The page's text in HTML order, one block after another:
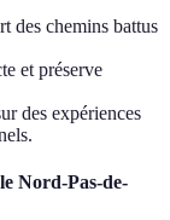
des chemins battus
et préserve
des expériences
Nord-Pas-de-